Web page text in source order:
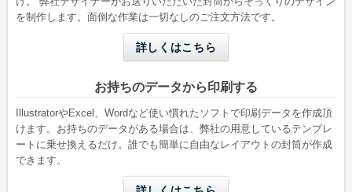
洋形2号タテ
を制作します。面倒な作業は一切なしのご注文方法です。
詳しくはこちら
お持ちのデータから印刷する
IllustratorやExcel、Wordなど使い慣れたソフトで印刷データを作成頂
けます。お持ちのデータがある場合は、弊社の用意しているテンプレ
ートに乗せ換えるだけ。誰でも簡単に自由なレイアウトの封筒が作成
できます。